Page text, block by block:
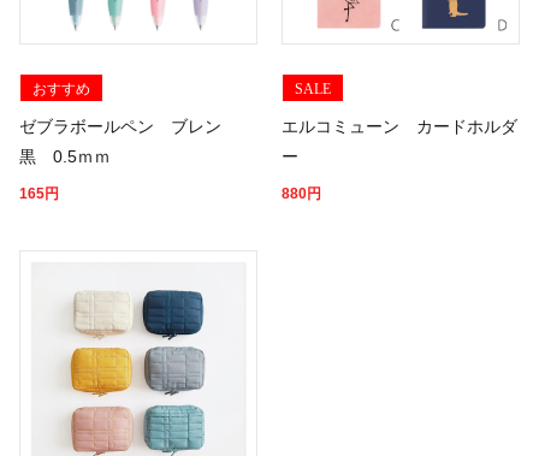
おすすめ
ゼブラボールペン ブレン
黒 0.5ｍｍ
165円
SALE
エルコミューン カードホルダ
ー
880円